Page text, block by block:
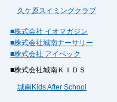
久ケ原スイミングクラブ
■株式会社 イオマガジン
■株式会社城南ナーサリー
■株式会社 アイベック
■株式会社城南ＫＩＤＳ
城南Kids After School